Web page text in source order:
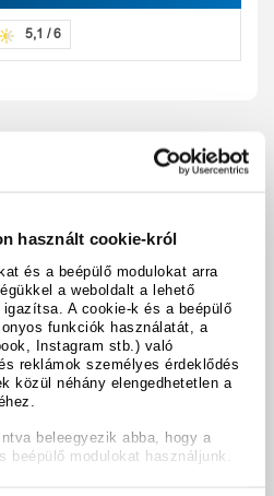
használt cookie-król
és a beépülő modulokat arra
a weboldalt a lehető
A cookie-k és a beépülő
funkciók használatát, a
Instagram stb.) való
reklámok személyes érdeklődés
közül néhány elengedhetetlen a
beleegyezik abba, hogy a
beépülő modulokat használjunk.
5,1 / 6
megosztás